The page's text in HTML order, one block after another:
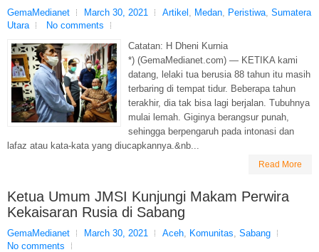
GemaMedianet March 30, 2021 Artikel Medan Peristiwa Sumatera
Utara
No comments
Catatan: H Dheni Kurnia
*) (GemaMedianet.com) — KETIKA kami
datang, lelaki tua berusia 88 tahun itu masih
terbaring di tempat tidur. Beberapa tahun
terakhir, dia tak bisa lagi berjalan. Tubuhnya
mulai lemah. Giginya berangsur punah,
sehingga berpengaruh pada intonasi dan
lafaz atau kata-kata yang diucapkannya.&nb...
Read More
Ketua Umum JMSI Kunjungi Makam Perwira
Kekaisaran Rusia di Sabang
GemaMedianet March 30, 2021 Aceh Komunitas Sabang
No comments